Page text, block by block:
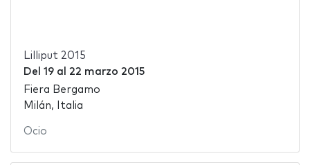
Lilliput 2015
Del 19al 22 marzo 2015
Fiera Bergamo
Milán, Italia
Ocio